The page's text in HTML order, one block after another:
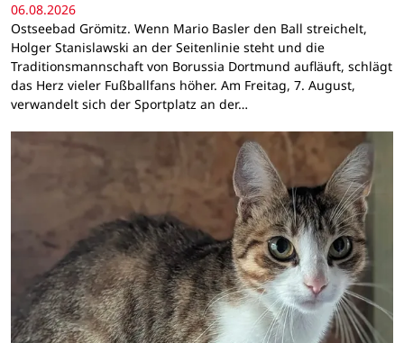
06.08.2026
Ostseebad Grömitz. Wenn Mario Basler den Ball streichelt,
Holger Stanislawski an der Seitenlinie steht und die
Traditionsmannschaft von Borussia Dortmund aufläuft, schlägt
das Herz vieler Fußballfans höher. Am Freitag, 7. August,
verwandelt sich der Sportplatz an der…